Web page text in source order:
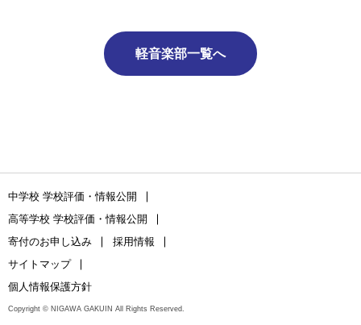
軽音楽部一覧へ
中学校 学校評価・情報公開
高等学校 学校評価・情報公開
寄付のお申し込み
採用情報
サイトマップ
個人情報保護方針
Copyright © NIGAWA GAKUIN All Rights Reserved.